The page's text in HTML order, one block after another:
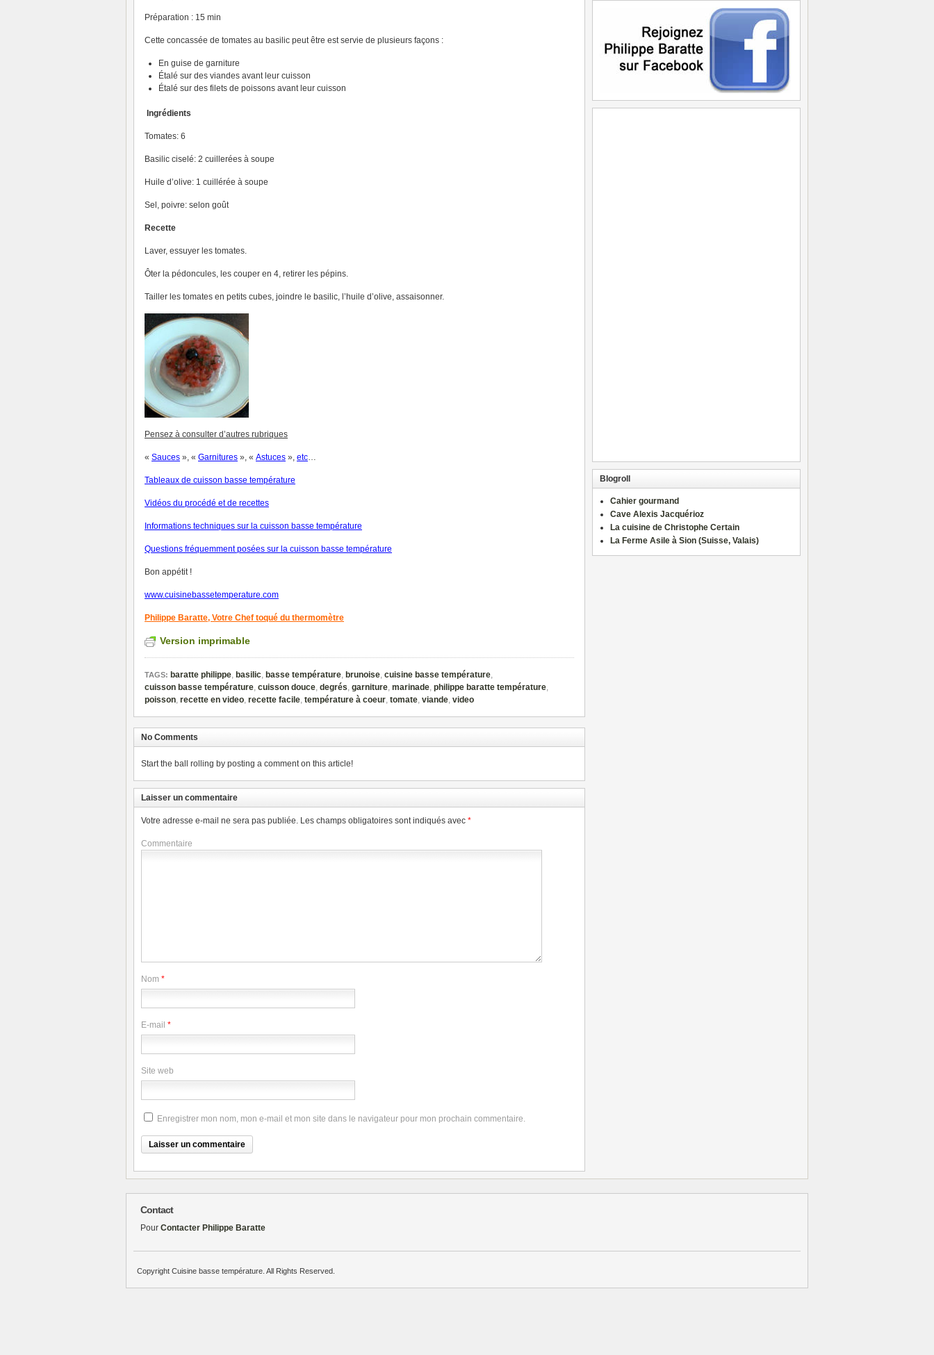
Préparation : 15 min
Cette concassée de tomates au basilic peut être est servie de plusieurs façons :
En guise de garniture
Étalé sur des viandes avant leur cuisson
Étalé sur des filets de poissons avant leur cuisson
Ingrédients
Tomates: 6
Basilic ciselé: 2 cuillerées à soupe
Huile d’olive: 1 cuillérée à soupe
Sel, poivre: selon goût
Recette
Laver, essuyer les tomates.
Ôter la pédoncules, les couper en 4, retirer les pépins.
Tailler les tomates en petits cubes, joindre le basilic, l’huile d’olive, assaisonner.
Pensez à consulter d’autres rubriques
« Sauces », « Garnitures », « Astuces », etc…
Tableaux de cuisson basse température
Vidéos du procédé et de recettes
Informations techniques sur la cuisson basse température
Questions fréquemment posées sur la cuisson basse température
Bon appétit !
www.cuisinebassetemperature.com
Philippe Baratte, Votre Chef toqué du thermomètre
Version imprimable
TAGS: baratte philippe, basilic, basse température, brunoise, cuisine basse température,
cuisson basse température, cuisson douce, degrés, garniture, marinade, philippe baratte température,
poisson, recette en video, recette facile, température à coeur, tomate, viande, video
No Comments
Start the ball rolling by posting a comment on this article!
Laisser un commentaire
Votre adresse e-mail ne sera pas publiée. Les champs obligatoires sont indiqués avec *
Commentaire
Nom *
E-mail *
Site web
Enregistrer mon nom, mon e-mail et mon site dans le navigateur pour mon prochain commentaire.
Blogroll
Cahier gourmand
Cave Alexis Jacquérioz
La cuisine de Christophe Certain
La Ferme Asile à Sion (Suisse, Valais)
Contact
Pour Contacter Philippe Baratte
Copyright Cuisine basse température. All Rights Reserved.